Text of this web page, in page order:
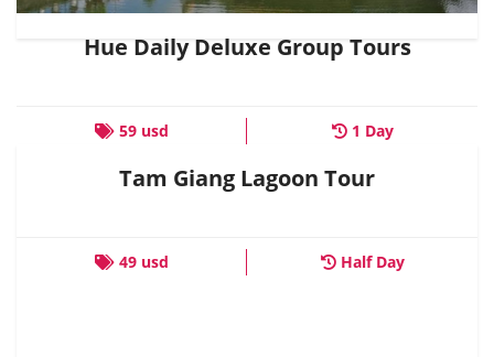
Hue Daily Deluxe Group Tours
59 usd 1 Day
Tam Giang Lagoon Tour
49 usd Half Day